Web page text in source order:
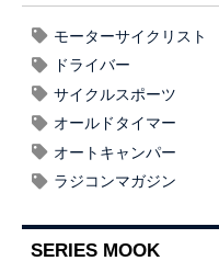
モーターサイクリスト
ドライバー
サイクルスポーツ
オールドタイマー
オートキャンパー
ラジコンマガジン
SERIES MOOK